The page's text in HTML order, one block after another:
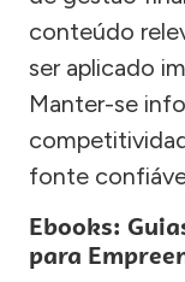
conteúdo
ser aplicado
Manter-se
fonte
Ebooks:
para